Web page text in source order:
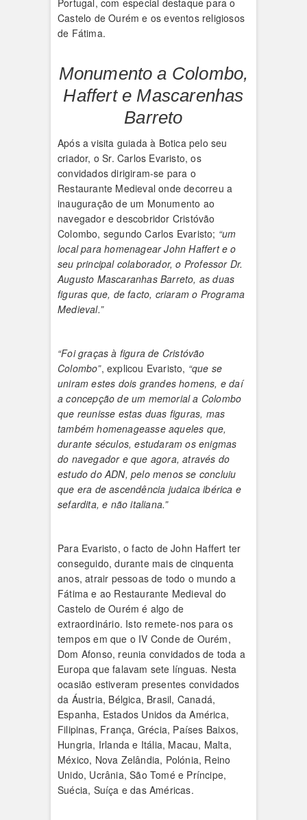
Portugal, com especial destaque para o
Castelo de Ourém e os eventos religiosos
de Fátima.
Monumento a Colombo,
Haffert e Mascarenhas
Barreto
Após a visita guiada à Botica pelo seu
criador, o Sr. Carlos Evaristo, os
convidados dirigiram-se para o
Restaurante Medieval onde decorreu a
inauguração de um Monumento ao
navegador e descobridor Cristóvão
Colombo, segundo Carlos Evaristo; “um
local para homenagear John Haffert e o
seu principal colaborador, o Professor Dr.
Augusto Mascaranhas Barreto, as duas
figuras que, de facto, criaram o Programa
Medieval.”
“Foi graças à figura de Cristóvão
Colombo”, explicou Evaristo, “que se
uniram estes dois grandes homens, e daí
a concepção de um memorial a Colombo
que reunisse estas duas figuras, mas
também homenageasse aqueles que,
durante séculos, estudaram os enigmas
do navegador e que agora, através do
estudo do ADN, pelo menos se concluiu
que era de ascendência judaica ibérica e
sefardita, e não italiana.”
Para Evaristo, o facto de John Haffert ter
conseguido, durante mais de cinquenta
anos, atrair pessoas de todo o mundo a
Fátima e ao Restaurante Medieval do
Castelo de Ourém é algo de
extraordinário. Isto remete-nos para os
tempos em que o IV Conde de Ourém,
Dom Afonso, reunia convidados de toda a
Europa que falavam sete línguas. Nesta
ocasião estiveram presentes convidados
da Áustria, Bélgica, Brasil, Canadá,
Espanha, Estados Unidos da América,
Filipinas, França, Grécia, Países Baixos,
Hungria, Irlanda e Itália, Macau, Malta,
México, Nova Zelândia, Polónia, Reino
Unido, Ucrânia, São Tomé e Príncipe,
Suécia, Suíça e das Américas.